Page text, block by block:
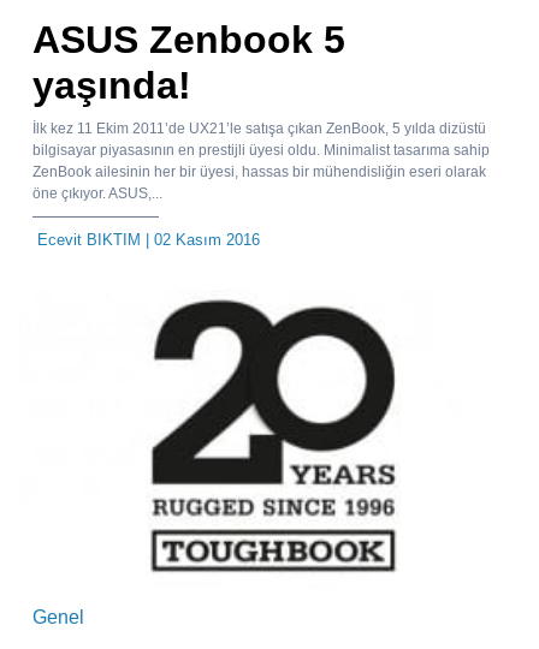
ASUS Zenbook 5
yaşında!
İlk kez 11 Ekim 2011’de UX21’le satışa çıkan ZenBook, 5 yılda dizüstü
bilgisayar piyasasının en prestijli üyesi oldu. Minimalist tasarıma sahip
ZenBook ailesinin her bir üyesi, hassas bir mühendisliğin eseri olarak
öne çıkıyor. ASUS,...
Ecevit BIKTIM | 02 Kasım 2016
Genel